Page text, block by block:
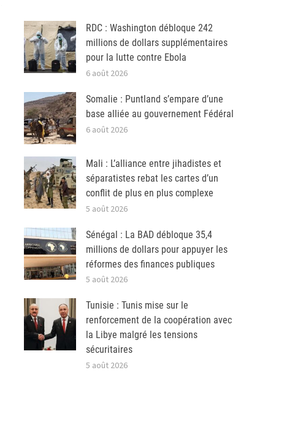
RDC : Washington débloque 242
millions de dollars supplémentaires
pour la lutte contre Ebola
6 août 2026
Somalie : Puntland s’empare d’une
base alliée au gouvernement Fédéral
6 août 2026
Mali : L’alliance entre jihadistes et
séparatistes rebat les cartes d’un
conflit de plus en plus complexe
5 août 2026
Sénégal : La BAD débloque 35,4
millions de dollars pour appuyer les
réformes des finances publiques
5 août 2026
Tunisie : Tunis mise sur le
renforcement de la coopération avec
la Libye malgré les tensions
sécuritaires
5 août 2026